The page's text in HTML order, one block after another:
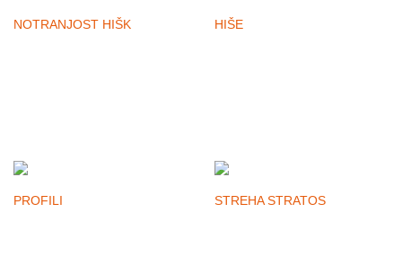
NOTRANJOST HIŠK HIŠE
PROFILI STREHA STRATOS